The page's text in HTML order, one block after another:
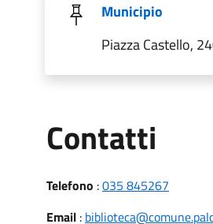
Municipio
Piazza Castello,
Contatti
Telefono :035 845267
Email: